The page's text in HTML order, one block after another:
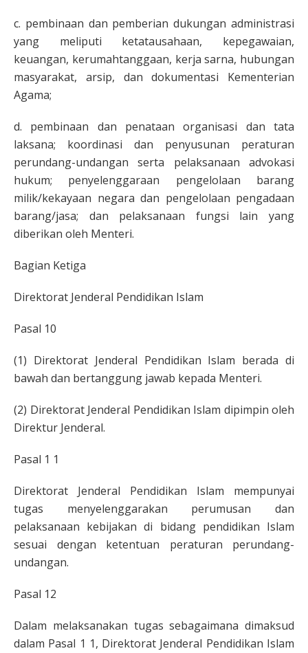
c. pembinaan dan pemberian dukungan administrasi
yang meliputi ketatausahaan, kepegawaian,
keuangan, kerumahtanggaan, kerja sarna, hubungan
masyarakat, arsip, dan dokumentasi Kementerian
Agama;
d. pembinaan dan penataan organisasi dan tata
laksana; koordinasi dan penyusunan peraturan
perundang-undangan serta pelaksanaan advokasi
hukum; penyelenggaraan pengelolaan barang
milik/kekayaan negara dan pengelolaan pengadaan
barang/jasa; dan pelaksanaan fungsi lain yang
diberikan oleh Menteri.
Bagian Ketiga
Direktorat Jenderal Pendidikan Islam
Pasal 10
(1) Direktorat Jenderal Pendidikan Islam berada di
bawah dan bertanggung jawab kepada Menteri.
(2) Direktorat Jenderal Pendidikan Islam dipimpin oleh
Direktur Jenderal.
Pasal 1 1
Direktorat Jenderal Pendidikan Islam mempunyai
tugas menyelenggarakan perumusan dan
pelaksanaan kebijakan di bidang pendidikan Islam
sesuai dengan ketentuan peraturan perundang-
undangan.
Pasal 12
Dalam melaksanakan tugas sebagaimana dimaksud
dalam Pasal 1 1, Direktorat Jenderal Pendidikan Islam